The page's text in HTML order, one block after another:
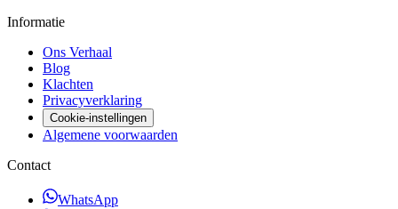
Informatie
Ons Verhaal
Blog
Klachten
Privacyverklaring
Cookie-instellingen
Algemene voorwaarden
Contact
WhatsApp